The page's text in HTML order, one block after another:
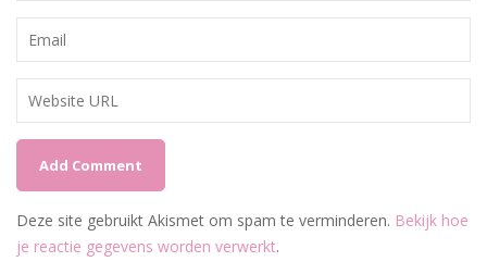
Deze site gebruikt Akismet om spam te verminderen. Bekijk hoe
je reactie gegevens worden verwerkt.